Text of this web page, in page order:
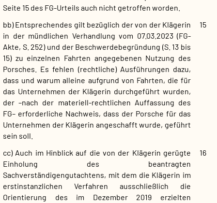
Seite 15 des FG-Urteils auch nicht getroffen worden.
15
bb) Entsprechendes gilt bezüglich der von der Klägerin
in der mündlichen Verhandlung vom 07.03.2023 (FG-
Akte, S. 252) und der Beschwerdebegründung (S. 13 bis
15) zu einzelnen Fahrten angegebenen Nutzung des
Porsches. Es fehlen (rechtliche) Ausführungen dazu,
dass und warum alleine aufgrund von Fahrten, die für
das Unternehmen der Klägerin durchgeführt wurden,
der –nach der materiell-rechtlichen Auffassung des
FG– erforderliche Nachweis, dass der Porsche für das
Unternehmen der Klägerin angeschafft wurde, geführt
sein soll.
16
cc) Auch im Hinblick auf die von der Klägerin gerügte
Einholung des beantragten
Sachverständigengutachtens, mit dem die Klägerin im
erstinstanzlichen Verfahren ausschließlich die
Orientierung des im Dezember 2019 erzielten